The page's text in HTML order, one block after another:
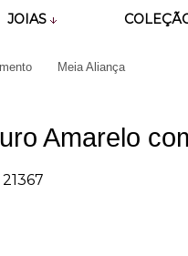
JOIAS
Meia Aliança
Amarelo